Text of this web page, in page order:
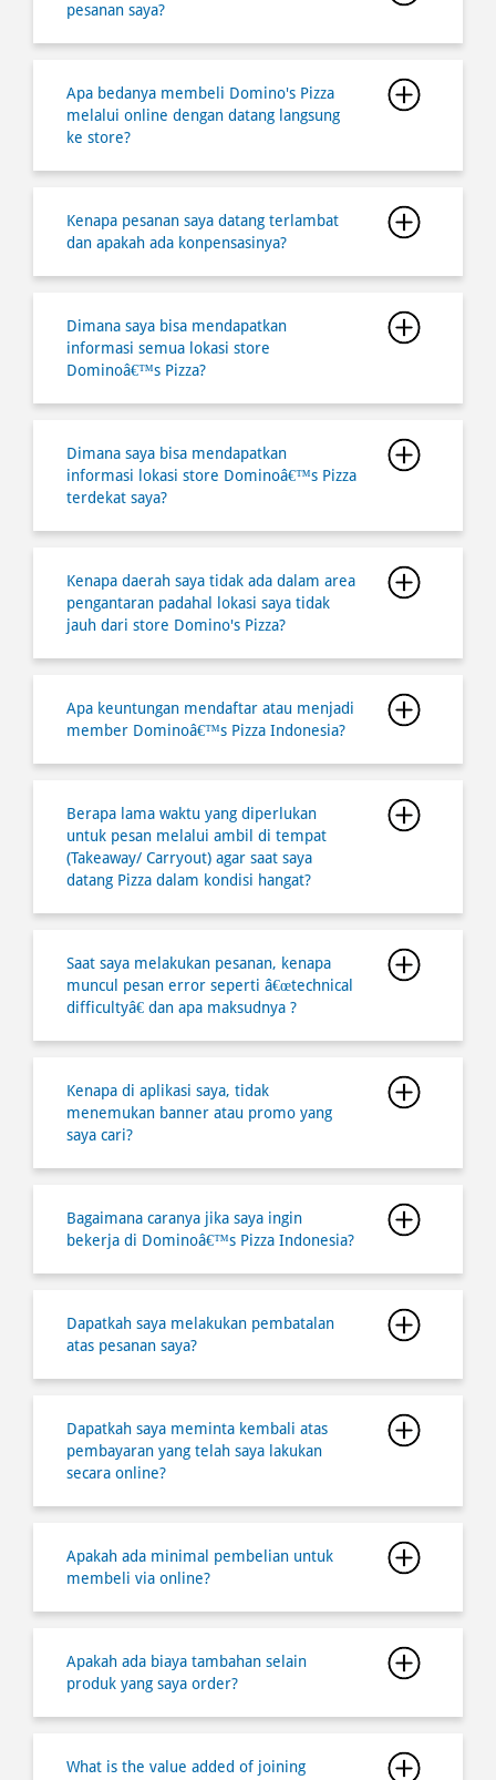
ke store?
Kenapa pesanan saya datang terlambat
dan apakah ada konpensasinya?
informasi semua lokasi store
Dominoâ€™s Pizza?
Dimana saya bisa mendapatkan
informasi lokasi store Dominoâ€™s Pizza
terdekat saya?
Kenapa daerah saya tidak ada dalam area
pengantaran padahal lokasi saya tidak
jauh dari store Domino's Pizza?
Apa keuntungan mendaftar atau menjadi
member Dominoâ€™s Pizza Indonesia?
untuk pesan melalui ambil di tempat
(Takeaway/ Carryout) agar saat saya
Saat saya melakukan pesanan, kenapa
muncul pesan error seperti â€œtechnical
difficultyâ€ dan apa maksudnya ?
Kenapa di aplikasi saya, tidak
menemukan banner atau promo yang
saya cari?
Bagaimana caranya jika saya ingin
bekerja di Dominoâ€™s Pizza Indonesia?
atas pesanan saya?
pembayaran yang telah saya lakukan
secara online?
Apakah ada minimal pembelian untuk
membeli via online?
produk yang saya order?
Domino's Pizza Indonesia membership?
Pizza Indonesia membership?